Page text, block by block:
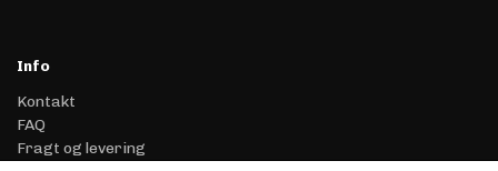
Info
Kontakt
FAQ
Fragt og levering